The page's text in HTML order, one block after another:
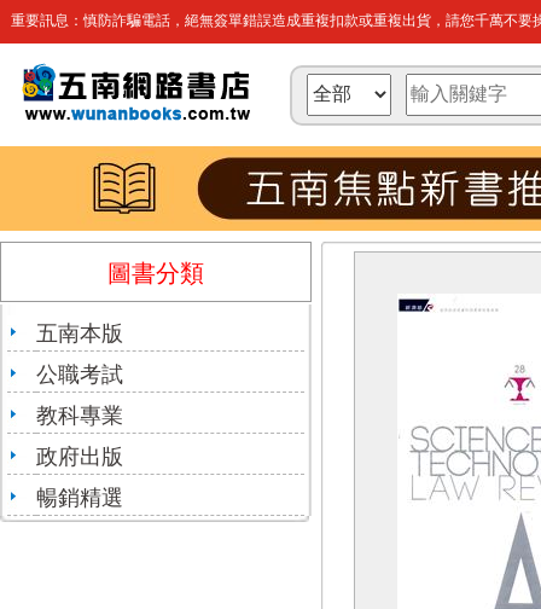
重要訊息：慎防詐騙電話，絕無簽單錯誤造成重複扣款或重複出貨，請您千萬不要
圖書分類
五南本版
公職考試
教科專業
政府出版
暢銷精選